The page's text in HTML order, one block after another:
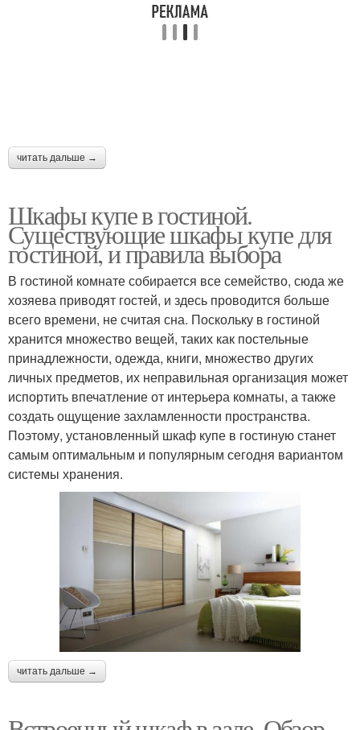
читать дальше →
Шкафы купе в гостиной.
Существующие шкафы купе для
гостиной, и правила выбора
В гостиной комнате собирается все семейство, сюда же
хозяева приводят гостей, и здесь проводится больше
всего времени, не считая сна. Поскольку в гостиной
хранится множество вещей, таких как постельные
принадлежности, одежда, книги, множество других
личных предметов, их неправильная организация может
испортить впечатление от интерьера комнаты, а также
создать ощущение захламленности пространства.
Поэтому, установленный шкаф купе в гостиную станет
самым оптимальным и популярным сегодня вариантом
системы хранения.
читать дальше →